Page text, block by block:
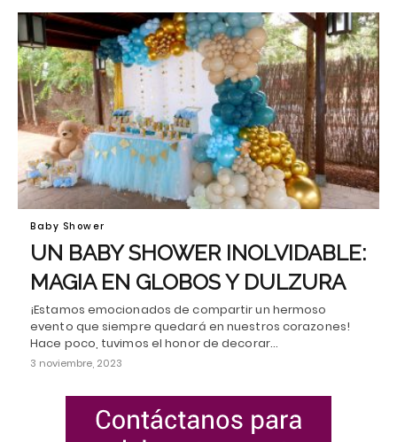
Baby Shower
UN BABY SHOWER INOLVIDABLE:
MAGIA EN GLOBOS Y DULZURA
¡Estamos emocionados de compartir un hermoso
evento que siempre quedará en nuestros corazones!
Hace poco, tuvimos el honor de decorar…
3 noviembre, 2023